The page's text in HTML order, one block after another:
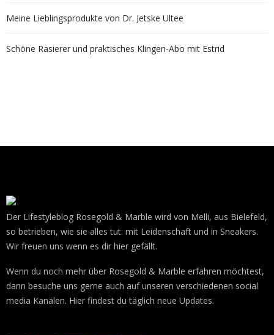
Meine Lieblingsprodukte von Dr. Jetske Ultee
Schöne Rasierer und praktisches Klingen-Abo mit Estrid
Der Lifestyleblog Rosegold & Marble wird von Melli, aus Bielefeld,
so betrieben, wie sie alles tut: mit Leidenschaft und in Sneakers.
Wir freuen uns wenn es dir hier gefällt.
Wenn du noch mehr über Rosegold & Marble erfahren möchtest,
dann besuche uns gerne auch auf unseren verschiedenen social
media Kanälen. Hier findest du täglich neue Updates.